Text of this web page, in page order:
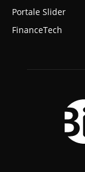
Portale Slider
FinanceTech